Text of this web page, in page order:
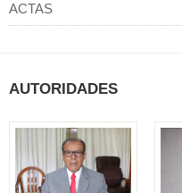
ACTAS
AUTORIDADES